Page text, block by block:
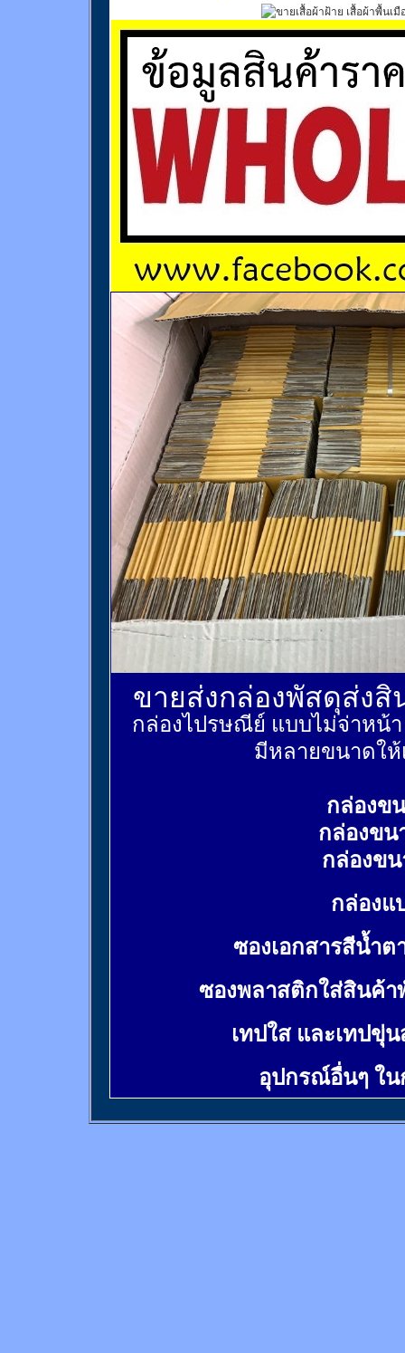
ขายส่งกล่องพัสดุส่ง
กล่องไปรษณีย์ แบบไม่จ่าหน้
มีหลายขนาดให้
กล่องข
กล่องขน
กล่องข
กล่องแ
ซองเอกสารสีน้ำต
ซองพลาสติกใส่สินค้า
เทปใส และเทปขุ่
อุปกรณ์อื่นๆ ใ